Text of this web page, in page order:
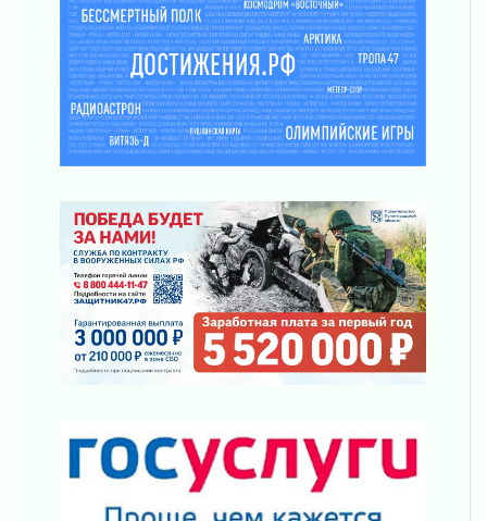
рассчитывать на доплату от региона
03 августа 2026
За сутки в Ленинградской области
ликвидировали 10 пожаров
03 августа 2026
Клюква наливается, но в корзинку пока не
просится
Строительные компании Ленобласти
подняли зарплаты почти на 40% за год
03 августа 2026
Шесть новых жизней в честь дня рождения
Ленинградской области
03 августа 2026
Уроки безопасности для детей и взрослых
десантных войск
02 августа 2026
«Активное лето»
02 августа 2026